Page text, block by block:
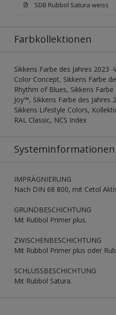
SDB Rubbol Satura weiss
Farbkollektionen
Sikkens Farbe des Jahres 2023
Color Concept, Sikkens Farbe
Rhythm of Blues, Sikkens
Joy™, Sikkens Farbe des
Sikkens Lifestyle Colors,
RAL Classic, NCS Index
Systeminformationen
IMPRÄGNIERUNG
Nach DIN 68 800, mit Cetol
GRUNDBESCHICHTUNG
Mit Rubbol Primer plus.
ZWISCHENBESCHICHTUNG
Mit Rubbol Primer plus oder
SCHLUSSBESCHICHTUNG
Mit Rubbol Satura.